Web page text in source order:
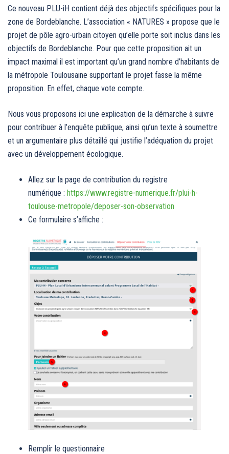
Ce nouveau PLU-iH contient déjà des objectifs spécifiques pour la
zone de Bordeblanche. L’association « NATURES » propose que le
projet de pôle agro-urbain citoyen qu’elle porte soit inclus dans les
objectifs de Bordeblanche. Pour que cette proposition ait un
impact maximal il est important qu’un grand nombre d’habitants de
la métropole Toulousaine supportant le projet fasse la même
proposition. En effet, chaque vote compte.
Nous vous proposons ici une explication de la démarche à suivre
pour contribuer à l’enquête publique, ainsi qu’un texte à soumettre
et un argumentaire plus détaillé qui justifie l’adéquation du projet
avec un développement écologique.
Allez sur la page de contribution du registre
numérique : https://www.registre-numerique.fr/plui-h-
toulouse-metropole/deposer-son-observation
Ce formulaire s’affiche :
Remplir le questionnaire